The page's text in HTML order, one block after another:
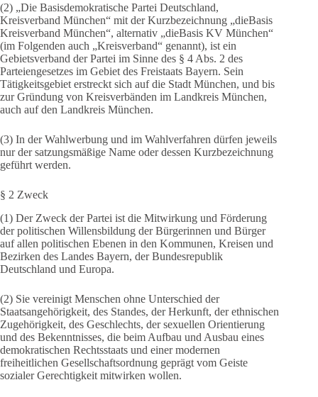
(2) „Die Basisdemokratische Partei Deutschland,
Kreisverband München“ mit der Kurzbezeichnung „dieBasis
Kreisverband München“, alternativ „dieBasis KV München“
(im Folgenden auch „Kreisverband“ genannt), ist ein
Gebietsverband der Partei im Sinne des § 4 Abs. 2 des
Parteiengesetzes im Gebiet des Freistaats Bayern. Sein
Tätigkeitsgebiet erstreckt sich auf die Stadt München, und bis
zur Gründung von Kreisverbänden im Landkreis München,
auch auf den Landkreis München.
(3) In der Wahlwerbung und im Wahlverfahren dürfen jeweils
nur der satzungsmäßige Name oder dessen Kurzbezeichnung
geführt werden.
§ 2 Zweck
(1) Der Zweck der Partei ist die Mitwirkung und Förderung
der politischen Willensbildung der Bürgerinnen und Bürger
auf allen politischen Ebenen in den Kommunen, Kreisen und
Bezirken des Landes Bayern, der Bundesrepublik
Deutschland und Europa.
(2) Sie vereinigt Menschen ohne Unterschied der
Staatsangehörigkeit, des Standes, der Herkunft, der ethnischen
Zugehörigkeit, des Geschlechts, der sexuellen Orientierung
und des Bekenntnisses, die beim Aufbau und Ausbau eines
demokratischen Rechtsstaats und einer modernen
freiheitlichen Gesellschaftsordnung geprägt vom Geiste
sozialer Gerechtigkeit mitwirken wollen.